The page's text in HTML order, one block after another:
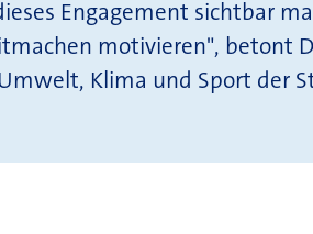
Engagement sichtbar
motivieren", betont
Klima und Sport der